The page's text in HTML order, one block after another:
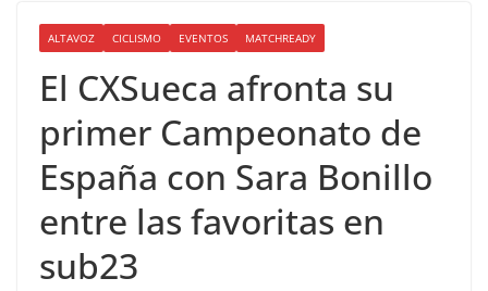
ALTAVOZ CICLISMO EVENTOS MATCHREADY
El CXSueca afronta su
primer Campeonato de
España con Sara Bonillo
entre las favoritas en
sub23